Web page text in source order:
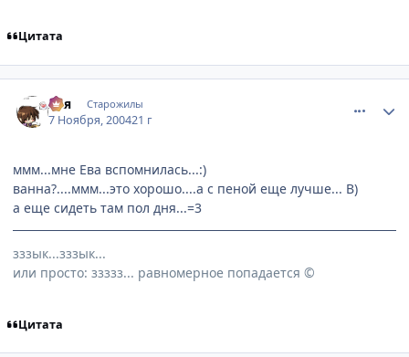
Цитата
Ася Старожилы
7 Ноября, 200421 г
ммм...мне Ева вспомнилась...:)
ванна?....ммм...это хорошо....а с пеной еще лучше... B)
а еще сидеть там пол дня...=3
зззык...зззык...
или просто: ззззз... равномерное попадается ©
Цитата